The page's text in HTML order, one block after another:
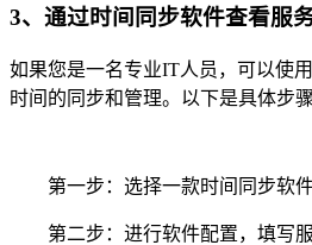
3、通过时间同步软件查看服
如果您是一名专业IT人员，可以使
时间的同步和管理。以下是具体步骤
第一步：选择一款时间同步软件
第二步：进行软件配置，填写服